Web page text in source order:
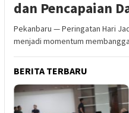
dan Pencapaian
Pekanbaru — Peringatan Hari
menjadi momentum
BERITA TERBARU